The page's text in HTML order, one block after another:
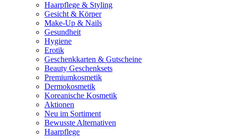
Haarpflege & Styling
Gesicht & Körper
Make-Up & Nails
Gesundheit
Hygiene
Erotik
Geschenkkarten & Gutscheine
Beauty Geschenksets
Premiumkosmetik
Dermokosmetik
Koreanische Kosmetik
Aktionen
Neu im Sortiment
Bewusste Alternativen
Haarpflege